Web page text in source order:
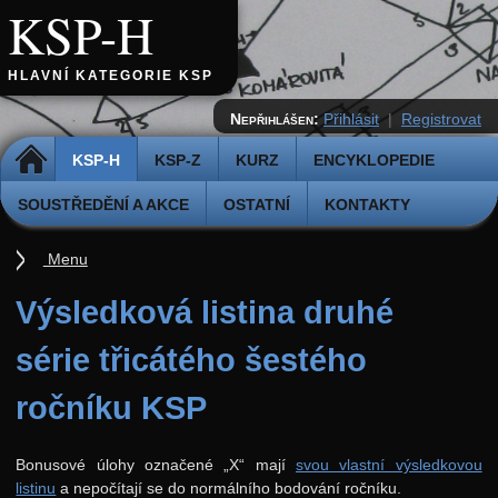
KSP-H
HLAVNÍ KATEGORIE KSP
DOMŮ KSP-H KSP-Z KURZ ENCYKLOPEDIE
SOUSTŘEDĚNÍ A AKCE OSTATNÍ KONTAKTY
Nepřihlášen: Přihlásit | Registrovat
Výsledková listina druhé
série třicátého šestého
ročníku KSP
Bonusové úlohy označené „X“ mají svou vlastní výsledkovou
listinu a nepočítají se do normálního bodování ročníku.
Menu
Pravidla
Přihláška k řešení
Odevzdávátko
Archiv starších ročníků